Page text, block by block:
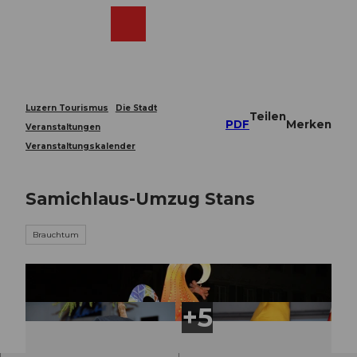
Luzern Tourismus
Die Stadt
Veranstaltungen
Veranstaltungskalender
PDF
Teilen
Merken
Samichlaus-Umzug Stans
Brauchtum